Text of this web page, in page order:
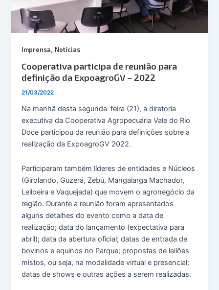
Imprensa, Notícias
Cooperativa participa de reunião para
definição da ExpoagroGV – 2022
21/03/2022
Na manhã desta segunda-feira (21), a diretoria
executiva da Cooperativa Agropecuária Vale do Rio
Doce participou da reunião para definições sobre a
realização da ExpoagroGV 2022.
Participaram também líderes de entidades e Núcleos
(Girolando, Guzerá, Zebú, Mangalarga Machador,
Leiloeira e Vaquejada) que movem o agronegócio da
região. Durante a reunião foram apresentados
alguns detalhes do evento como a data de
realização; data do lançamento (expectativa para
abril); data da abertura oficial; datas de entrada de
bovinos e equinos no Parque; propostas de leilões
mistos, ou seja, na modalidade virtual e presencial;
datas de shows e outras ações a serem realizadas.